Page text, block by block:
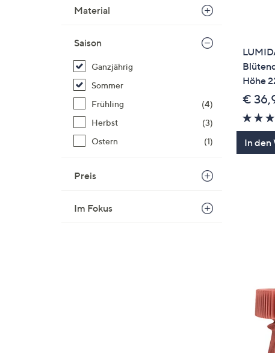
Material
Saison
Ganzjährig
Sommer
Frühling
(4)
Herbst
(3)
Ostern
(1)
Preis
Im Fokus
Höhe
€
In den